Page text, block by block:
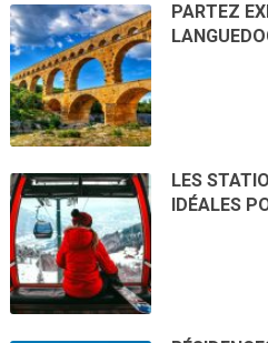
PARTEZ
LES
IDÉALES